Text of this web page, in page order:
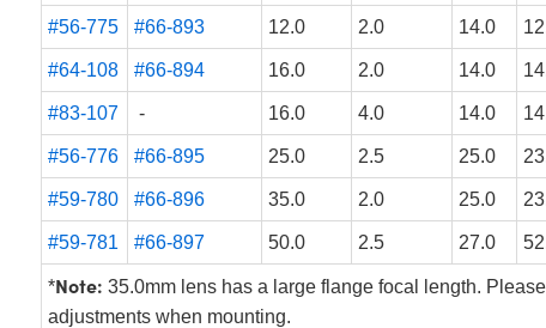
#56-775 #66-893 12.0 2.0 14.0
#64-108 #66-894 16.0 2.0 14.0
#83-107 - 16.0 4.0 14.0
#56-776 #66-895 25.0 2.5 25.0
#59-780 #66-896 35.0 2.0 25.0
#59-781 #66-897 50.0 2.5 27.0
*Note: 35.0mm lens has a large flange focal length.
adjustments when mounting.